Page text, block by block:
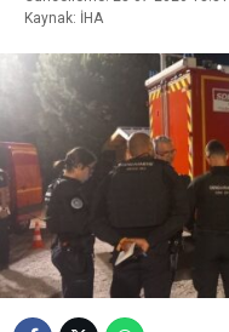
Kaynak: İHA